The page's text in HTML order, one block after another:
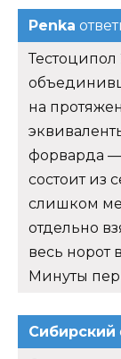
Penka
на
форварда
состоит из
слишком
отдельно
весь норот
Минуты
Сибирский